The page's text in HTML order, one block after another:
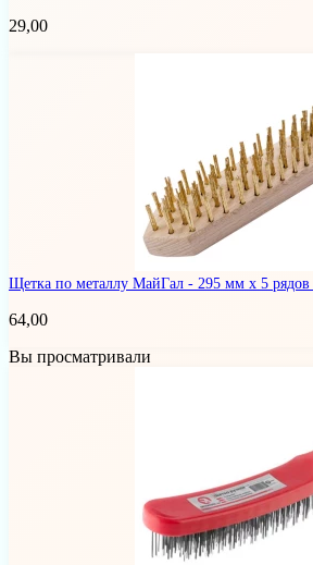
29,00
Щетка по металлу МайГал - 295 мм x 5 рядов
64,00
Вы просматривали